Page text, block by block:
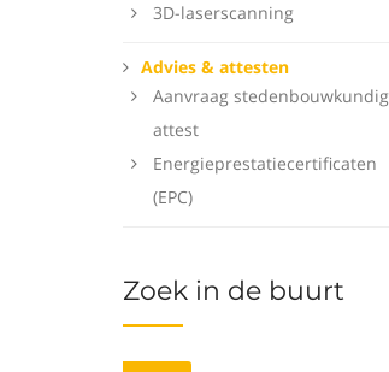
3D-laserscanning
Advies & attesten
Aanvraag stedenbouwkundig
attest
Energieprestatiecertificaten
(EPC)
Zoek in de buurt